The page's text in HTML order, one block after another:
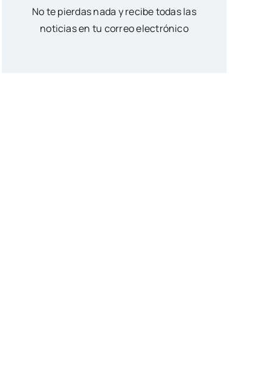
No te pierdas nada y recibe todas las
noticias en tu correo electrónico